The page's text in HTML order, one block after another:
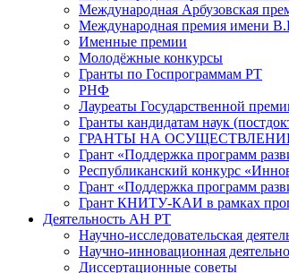
Международная Арбузовская
Международная премия имени
Именные премии
Молодёжные конкурсы
Гранты по Госпрограммам РТ
РНФ
Лауреаты Государственной
Гранты кандидатам наук
ГРАНТЫ НА
Грант «Поддержка программ
Республиканский конкурс
Грант «Поддержка программ
Грант КНИТУ-КАИ в рамках
Деятельность АН РТ
Научно-исследовательская
Научно-инновационная
Диссертационные советы